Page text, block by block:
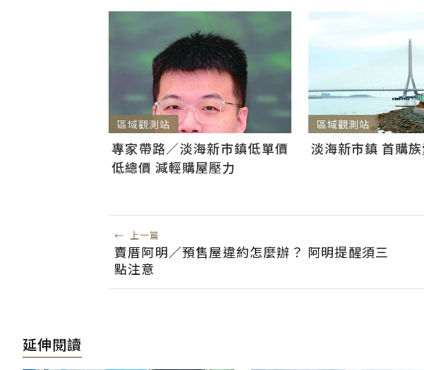
區域觀測站
專家帶路／淡海新市鎮低單價
低總價 減輕購屋壓力
區域觀測站
淡海新市鎮 首購族
← 上一篇
賣厝阿明／預售屋違約怎麼辦？ 阿明提醒須三
點注意
延伸閱讀